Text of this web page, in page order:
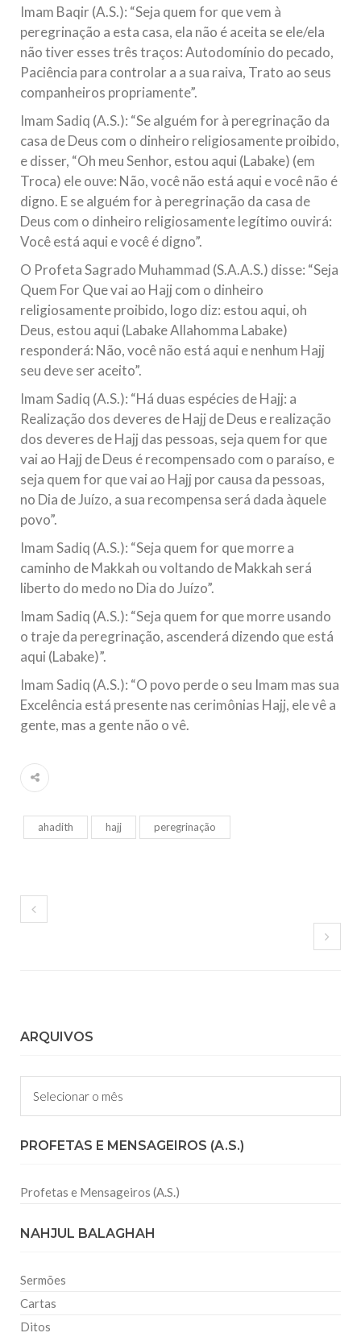
Imam Baqir (A.S.): “Seja quem for que vem à
peregrinação a esta casa, ela não é aceita se ele/ela
não tiver esses três traços: Autodomínio do pecado,
Paciência para controlar a a sua raiva, Trato ao seus
companheiros propriamente”.
Imam Sadiq (A.S.): “Se alguém for à peregrinação da
casa de Deus com o dinheiro religiosamente proibido,
e disser, “Oh meu Senhor, estou aqui (Labake) (em
Troca) ele ouve: Não, você não está aqui e você não é
digno. E se alguém for à peregrinação da casa de
Deus com o dinheiro religiosamente legítimo ouvirá:
Você está aqui e você é digno”.
O Profeta Sagrado Muhammad (S.A.A.S.) disse: “Seja
Quem For Que vai ao Hajj com o dinheiro
religiosamente proibido, logo diz: estou aqui, oh
Deus, estou aqui (Labake Allahomma Labake)
responderá: Não, você não está aqui e nenhum Hajj
seu deve ser aceito”.
Imam Sadiq (A.S.): “Há duas espécies de Hajj: a
Realização dos deveres de Hajj de Deus e realização
dos deveres de Hajj das pessoas, seja quem for que
vai ao Hajj de Deus é recompensado com o paraíso, e
seja quem for que vai ao Hajj por causa da pessoas,
no Dia de Juízo, a sua recompensa será dada àquele
povo”.
Imam Sadiq (A.S.): “Seja quem for que morre a
caminho de Makkah ou voltando de Makkah será
liberto do medo no Dia do Juízo”.
Imam Sadiq (A.S.): “Seja quem for que morre usando
o traje da peregrinação, ascenderá dizendo que está
aqui (Labake)”.
Imam Sadiq (A.S.): “O povo perde o seu Imam mas sua
Excelência está presente nas cerimônias Hajj, ele vê a
gente, mas a gente não o vê.
ahadith hajj peregrinação
ARQUIVOS
Arquivos
PROFETAS E MENSAGEIROS (A.S.)
Profetas e Mensageiros (A.S.)
NAHJUL BALAGHAH
Sermões
Cartas
Ditos